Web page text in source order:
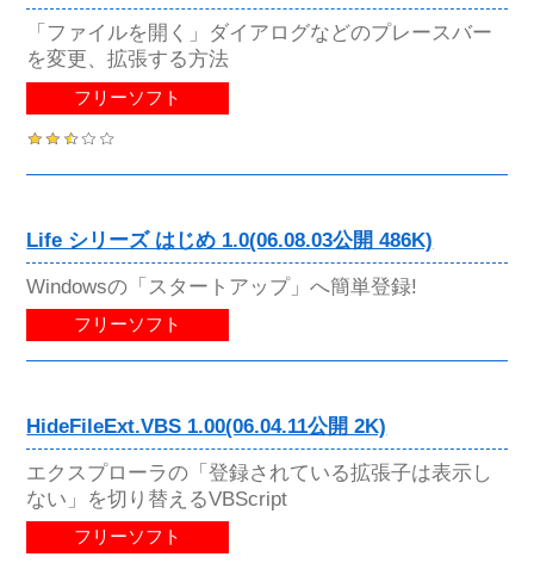
「ファイルを開く」ダイアログなどのプレースバー
を変更、拡張する方法
フリーソフト
Life シリーズ はじめ 1.0(06.08.03公開 486K)
Windowsの「スタートアップ」へ簡単登録!
フリーソフト
HideFileExt.VBS 1.00(06.04.11公開 2K)
エクスプローラの「登録されている拡張子は表示し
ない」を切り替えるVBScript
フリーソフト